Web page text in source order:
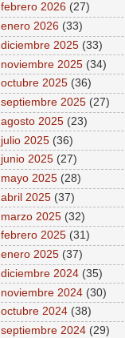
febrero 2026 (27)
enero 2026 (33)
diciembre 2025 (33)
noviembre 2025 (34)
octubre 2025 (36)
septiembre 2025 (27)
agosto 2025 (23)
julio 2025 (36)
junio 2025 (27)
mayo 2025 (28)
abril 2025 (37)
marzo 2025 (32)
febrero 2025 (31)
enero 2025 (37)
diciembre 2024 (35)
noviembre 2024 (30)
octubre 2024 (38)
septiembre 2024 (29)